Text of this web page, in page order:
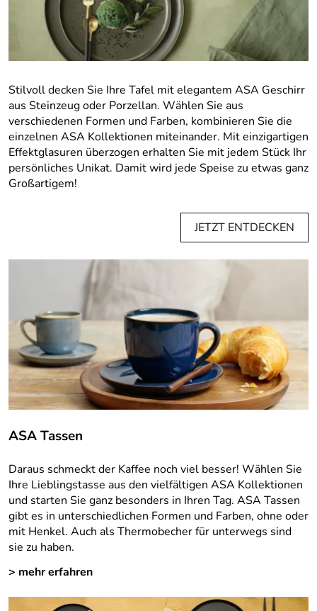
Stilvoll decken Sie Ihre Tafel mit elegantem ASA Geschirr
aus Steinzeug oder Porzellan. Wählen Sie aus
verschiedenen Formen und Farben, kombinieren Sie die
einzelnen ASA Kollektionen miteinander. Mit einzigartigen
Effektglasuren überzogen erhalten Sie mit jedem Stück Ihr
persönliches Unikat. Damit wird jede Speise zu etwas ganz
Großartigem!
JETZT ENTDECKEN
ASA Tassen
Daraus schmeckt der Kaffee noch viel besser! Wählen Sie
Ihre Lieblingstasse aus den vielfältigen ASA Kollektionen
und starten Sie ganz besonders in Ihren Tag. ASA Tassen
gibt es in unterschiedlichen Formen und Farben, ohne oder
mit Henkel. Auch als Thermobecher für unterwegs sind
sie zu haben.
> mehr erfahren